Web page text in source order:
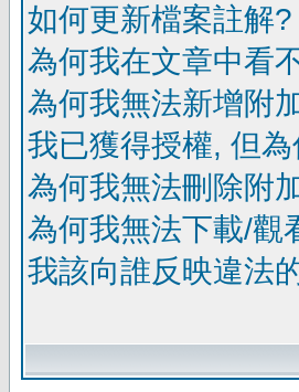
如何更新檔案註解?
為何我在文章中看
為何我無法新增附
我已獲得授權, 但
為何我無法刪除附
為何我無法下載/觀
我該向誰反映違法